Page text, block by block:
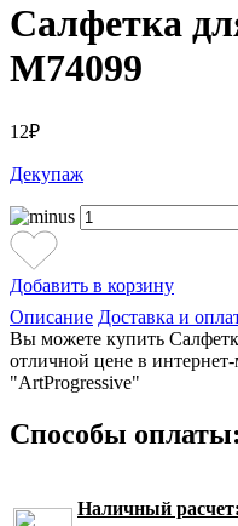
Салфетка
М74099
12₽
Декупаж
Добавить в корзину
Описание Доставка и
Вы можете купить
отличной цене в
"ArtProgressive"
Способы оплаты:
Наличный расчет: